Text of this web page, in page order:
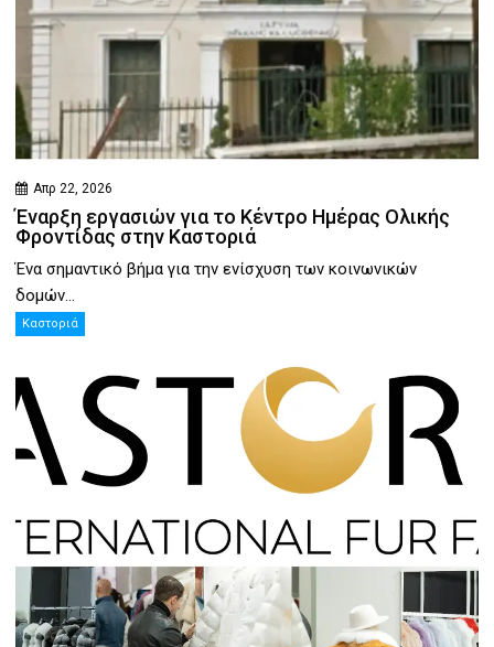
Απρ 22, 2026
Έναρξη εργασιών για το Κέντρο Ημέρας Ολικής
Φροντίδας στην Καστοριά
Ένα σημαντικό βήμα για την ενίσχυση των κοινωνικών
δομών...
Καστοριά